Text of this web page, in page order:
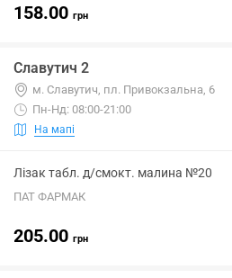
158.00 грн
Славутич 2
м. Славутич, пл. Привокзальна, 6
Пн-Нд: 08:00-21:00
На мапі
Лізак табл. д/смокт. малина №20
ПАТ ФАРМАК
205.00 грн